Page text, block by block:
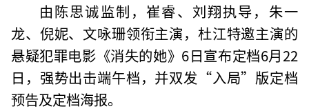
由陈思诚监制，崔睿、刘翔执导，朱一
龙、倪妮、文咏珊领衔主演，杜江特邀主演的
悬疑犯罪电影《消失的她》6日宣布定档6月22
日，强势出击端午档，并双发“入局”版定档
预告及定档海报。